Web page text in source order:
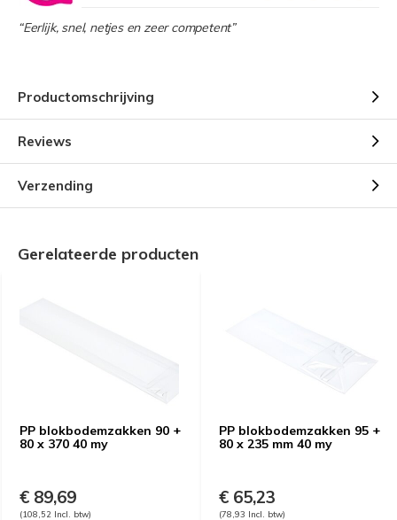
“Eerlijk, snel, netjes en zeer competent”
Productomschrijving
Reviews
Verzending
Gerelateerde producten
PP blokbodemzakken 90 +
80 x 370 40 my
€ 89,69
(108,52 Incl. btw)
PP blokbodemzakken 95 +
80 x 235 mm 40 my
€ 65,23
(78,93 Incl. btw)